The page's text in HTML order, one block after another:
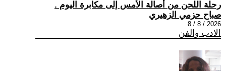
رحلة اللحن من أصالة الأمس إلى مكابرة اليوم .
صباح حزمي الزهيري
2026 / 8 / 8
الادب والفن